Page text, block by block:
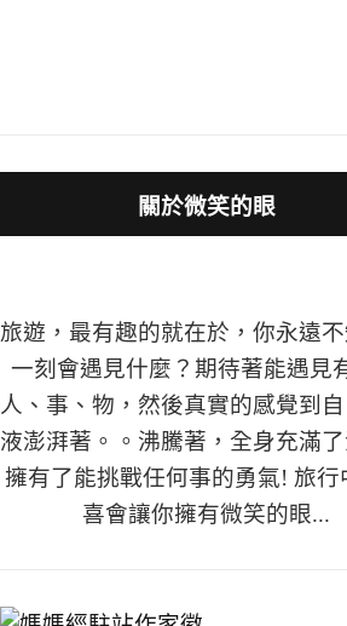
關於微笑的眼
旅遊，最有趣的就在於，你永遠
一刻會遇見什麼？期待著能遇見
人、事、物，然後真實的感覺到
液澎湃著。。沸騰著，全身充滿了
擁有了能挑戰任何事的勇氣! 旅行
喜會讓你擁有微笑的眼...